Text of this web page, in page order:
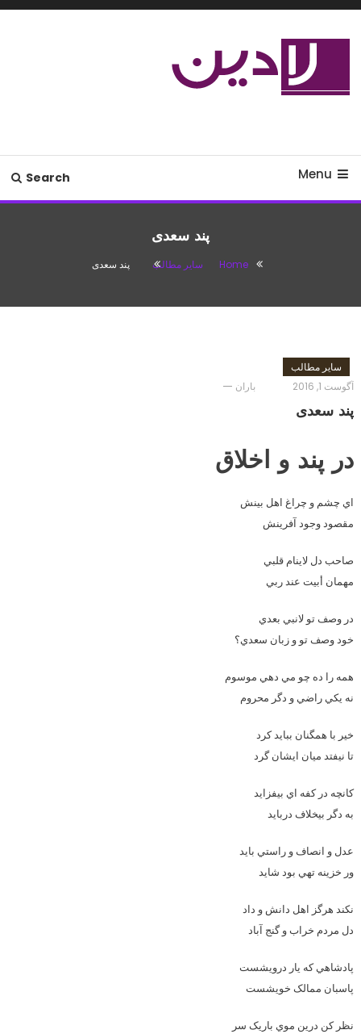
Skip
Menu
Search
پند سعدی
Home سایر مطالب پند سعدی
سایر مطالب
آگوست 1, 2016
باران
پند سعدی
در پند و اخلاق
اي چشم و چراغ اهل بينش
مقصود وجود آفرينش
صاحب دل لاينام قلبي
مهمان أبيت عند ربي
در وصف تو لانبي بعدي
خود وصف تو و زبان سعدي؟
همه را ده چو مي دهي موسوم
نه يکي راضي و دگر محروم
خير با همگنان ببايد کرد
تا نيفتد ميان ايشان گرد
کانچه در کفه اي بيفزايد
به دگر بيخلاف دربايد
عدل و انصاف و راستي بايد
ور خزينه تهي بود شايد
نکند هرگز اهل دانش و داد
دل مردم خراب و گنج آباد
پادشاهي که يار درويشست
پاسبان ممالک خويشست
نظر کن درين موي باريک سر